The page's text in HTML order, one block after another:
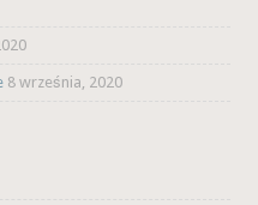
8 września, 2020